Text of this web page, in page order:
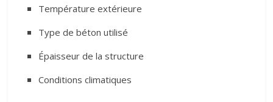
Température extérieure
Type de béton utilisé
Épaisseur de la structure
Conditions climatiques